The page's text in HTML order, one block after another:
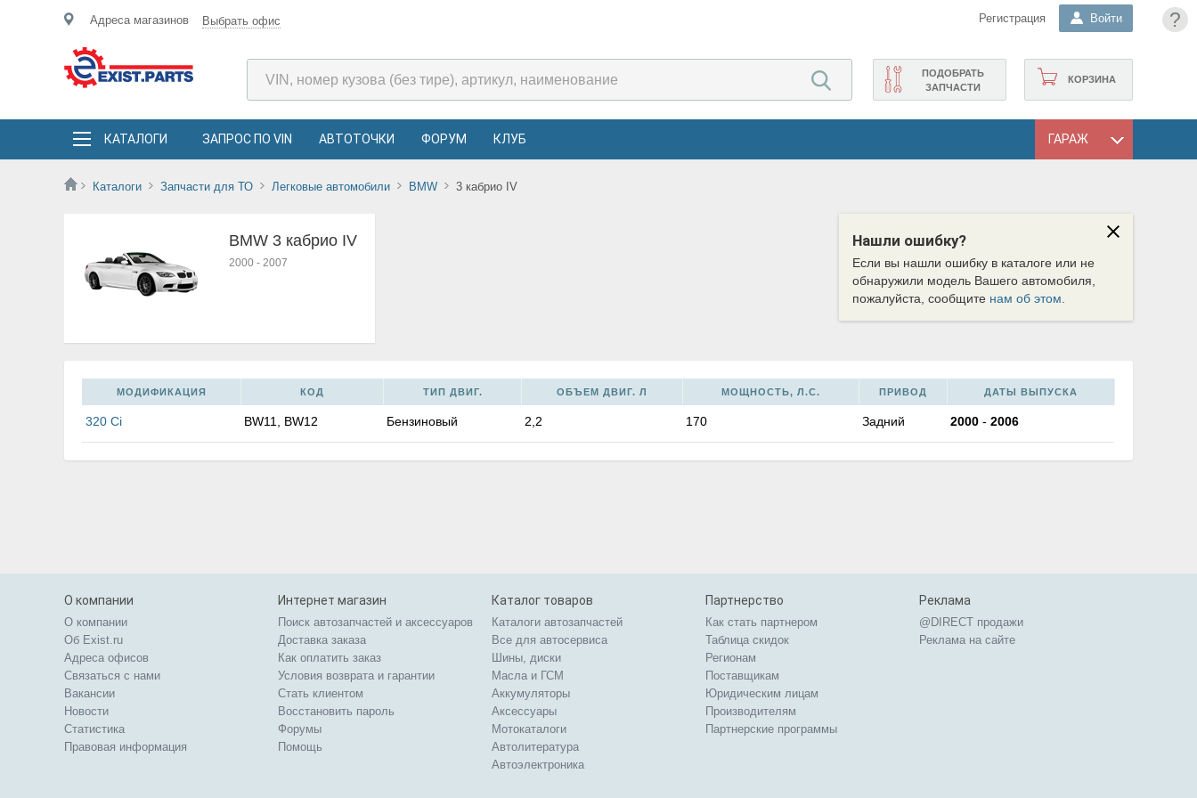
?
Адреса магазинов Выбрать офис Регистрация Войти
КОРЗИНА
ПОДОБРАТЬ
ЗАПЧАСТИ
КАТАЛОГИ ЗАПРОС ПО VIN АВТОТОЧКИ ФОРУМ КЛУБ ГАРАЖ
Каталоги Запчасти для ТО Легковые автомобили BMW 3 кабрио IV
Нашли ошибку?
Если вы нашли ошибку в каталоге или не
обнаружили модель Вашего автомобиля,
пожалуйста, сообщите нам об этом
BMW 3 кабрио IV
2000 - 2007
МОДИФИКАЦИЯ КОД ТИП ДВИГ. ОБЪЕМ ДВИГ. Л МОЩНОСТЬ, Л.С. ПРИВОД ДАТЫ ВЫПУСКА
320 Ci BW11, BW12 Бензиновый 2,2 170 Задний 2000 - 2006
О компании
О компании
Об Exist.ru
Адреса офисов
Связаться с нами
Вакансии
Новости
Статистика
Правовая информация
Интернет магазин
Поиск автозапчастей и аксессуаров
Доставка заказа
Как оплатить заказ
Условия возврата и гарантии
Стать клиентом
Восстановить пароль
Форумы
Помощь
Каталог товаров
Каталоги автозапчастей
Все для автосервиса
Шины, диски
Масла и ГСМ
Аккумуляторы
Аксессуары
Мотокаталоги
Автолитература
Автоэлектроника
Партнерство
Как стать партнером
Таблица скидок
Регионам
Поставщикам
Юридическим лицам
Производителям
Партнерские программы
Реклама
@DIRECT продажи
Реклама на сайте